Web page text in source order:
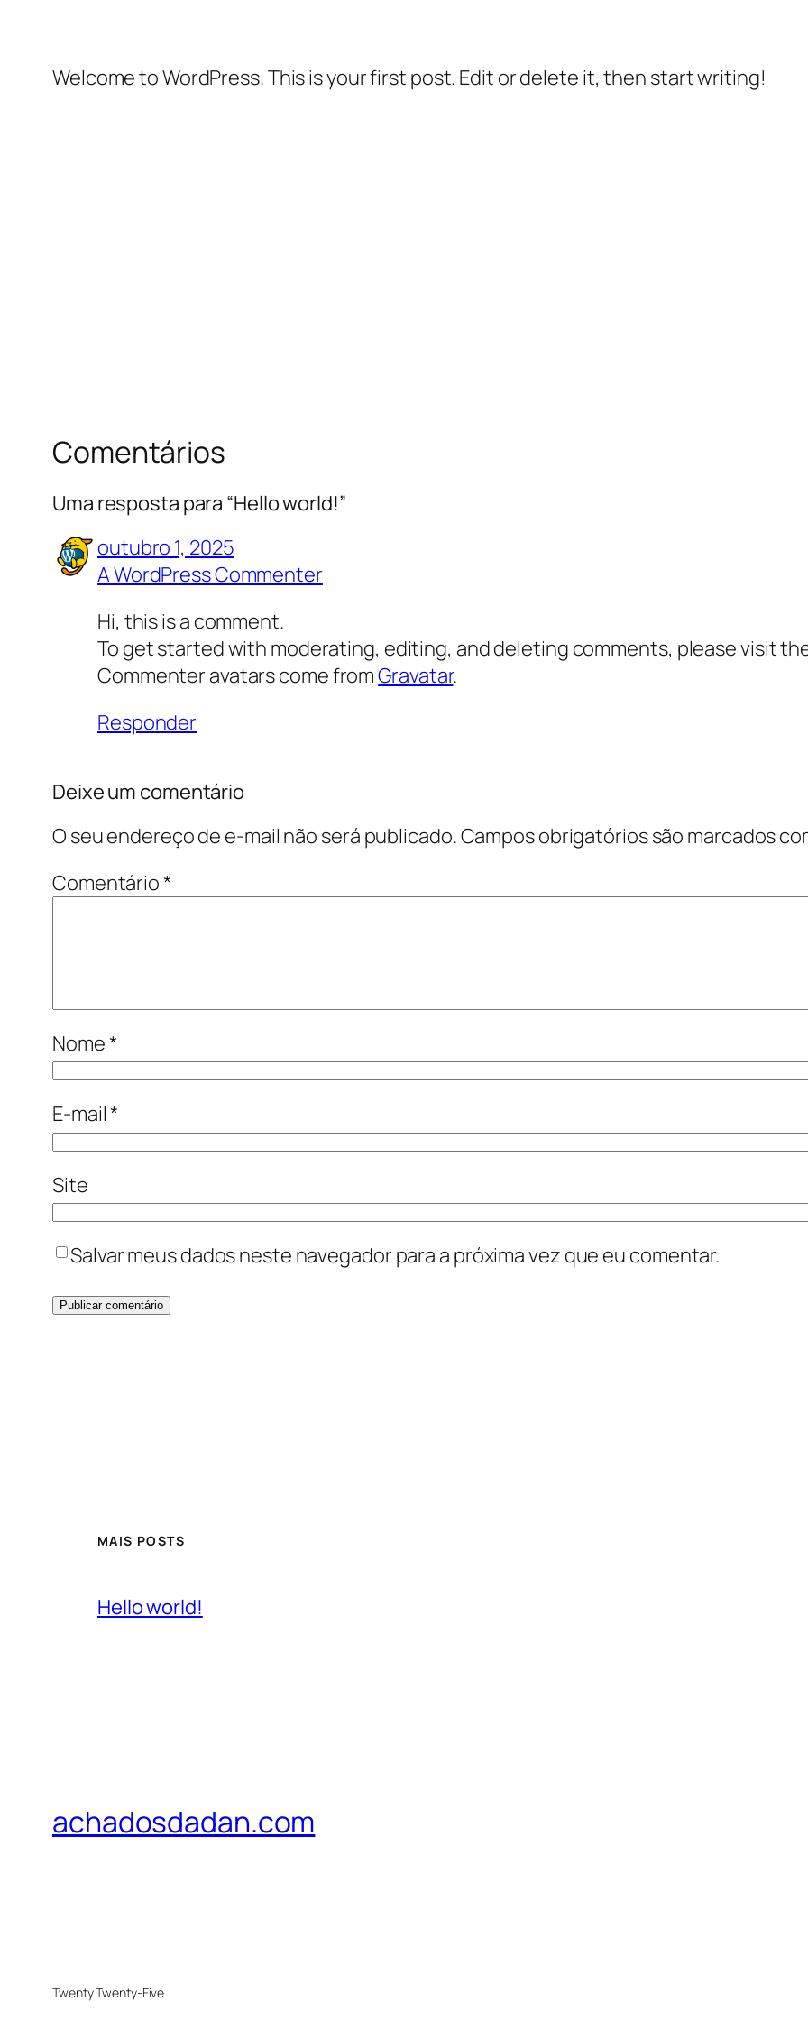
Welcome to WordPress. This is your first post. Edit or delete it, then start writing!
Comentários
Uma resposta para “Hello world!”
outubro 1, 2025
A WordPress Commenter
Hi, this is a comment.
To get started with moderating, editing, and deleting comments, please visit
Commenter avatars come fromGravatar.
Responder
Deixe um comentário
O seu endereço de e-mail não será publicado.Campos obrigatórios são marcados
Comentário*
Nome*
E-mail*
Site
Salvar meus dados neste navegador para a próxima vez que eu comentar.
MAIS POSTS
Hello world!
achadosdadan.com
Twenty Twenty-Five